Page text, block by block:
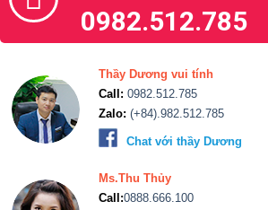
0982.512.785
Thầy Dương vui tính
Call: 0982.512.785
Zalo: (+84).982.512.785
Chat với thầy Dương
Ms.Thu Thủy
Call:0888.666.100